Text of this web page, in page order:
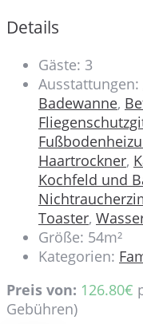
Details
Gäste: 3
Ausstattungen:
Badewanne,
Haartrockner,
Kochfeld und
Toaster,
Größe: 54m²
Kategorien:
Preis von: 126.80€
Gebühren)